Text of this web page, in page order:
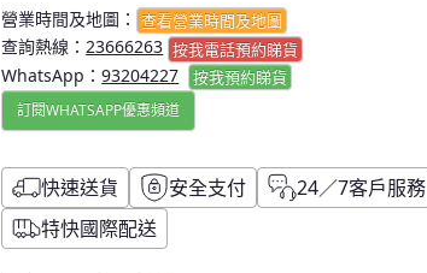
營業時間及地圖： 查看營業時間及地圖
查詢熱線：23666263 按我電話預約睇貨
WhatsApp：93204227 按我預約睇貨
訂閱WHATSAPP優惠頻道
快速送貨 安全支付
24／7客戶服務
特快國際配送